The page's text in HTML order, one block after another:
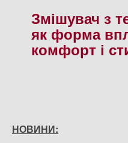
Змішувач з
як форма
комфорт і
НОВИНИ: